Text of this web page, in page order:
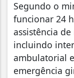
Segundo o
funcionar 24
assistência
incluindo
ambulatorial
emergência